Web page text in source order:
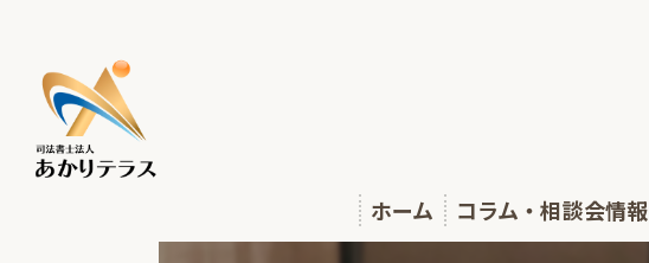
ホーム コラム・相談会情報